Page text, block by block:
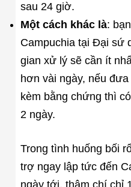
sau 24 giờ.
Một cách khác là:
Campuchia tại Đại sứ
gian xử lý sẽ cần ít
hơn vài ngày, nếu
kèm bằng chứng thì
2 ngày.
Trong tình huống bối
trợ ngay lập tức đến